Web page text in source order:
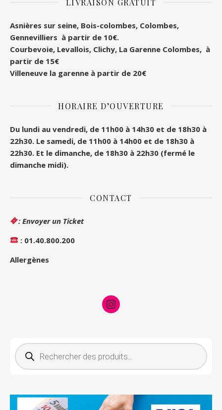
Asnières sur seine, Bois-colombes, Colombes,
Gennevilliers à partir de 10€.
Courbevoie, Levallois, Clichy, La Garenne Colombes, à
partir de 15€
Villeneuve la garenne à partir de 20€
HORAIRE D’OUVERTURE
Du lundi au vendredi, de 11h00 à 14h30 et de 18h30 à
22h30. Le samedi, de 11h00 à 14h00 et de 18h30 à
22h30. Et le dimanche, de 18h30 à 22h30 (fermé le
dimanche midi).
CONTACT
: Envoyer un Ticket
: 01.40.800.200
Allergènes
Instagram
Recherche de produits